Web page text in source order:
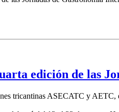
edición de las
tricantinas ASECATC y AETC,